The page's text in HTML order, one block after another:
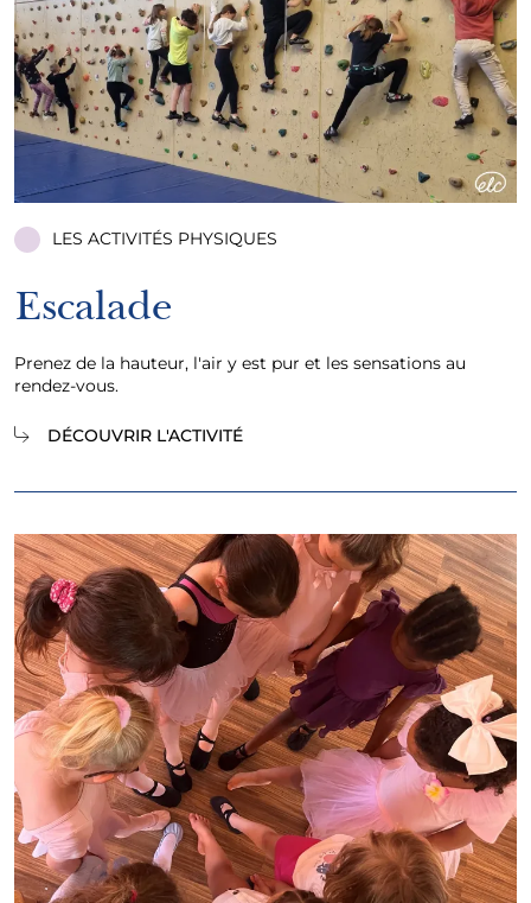
LES ACTIVITÉS PHYSIQUES
Escalade
Prenez de la hauteur, l'air y est pur et les sensations au
rendez-vous.
DÉCOUVRIR L'ACTIVITÉ